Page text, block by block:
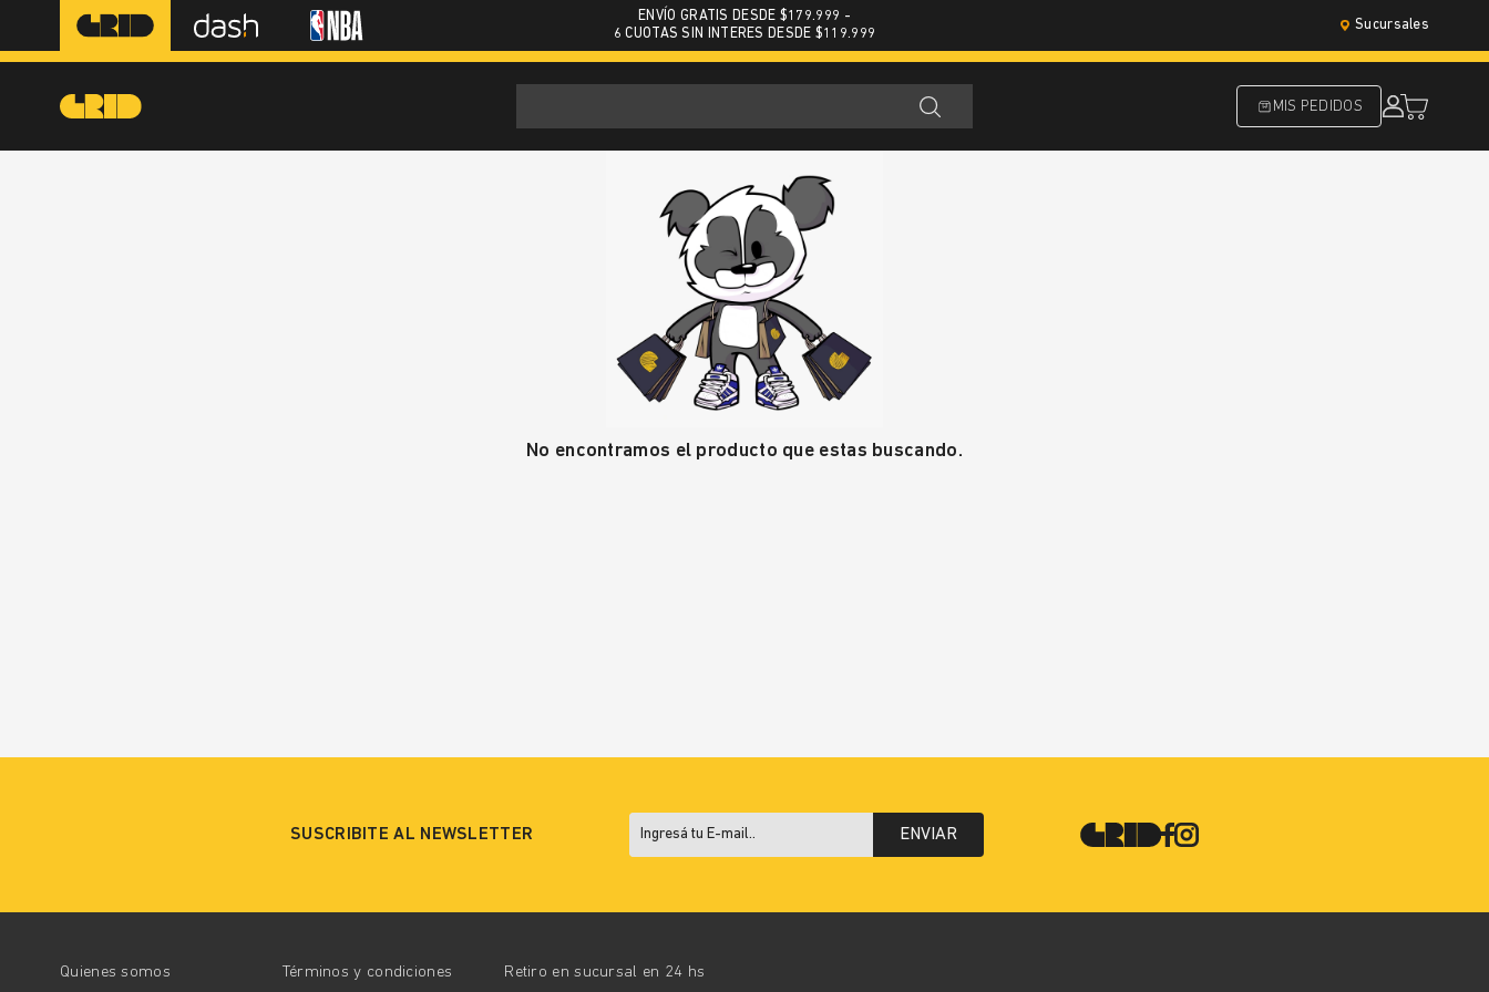
ENVÍO GRATIS DESDE $179.999 -
6 CUOTAS SIN INTERES DESDE $119.999
Sucursales
MIS PEDIDOS
No encontramos el producto que estas buscando.
SUSCRIBITE AL NEWSLETTER ENVIAR
Quienes somos Términos y condiciones Retiro en sucursal en 24 hs